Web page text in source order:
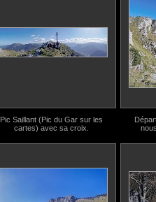
Pic Saillant (Pic du Gar sur les
cartes) avec sa croix.